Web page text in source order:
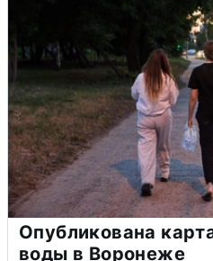
Опубликована
воды в Воронеже